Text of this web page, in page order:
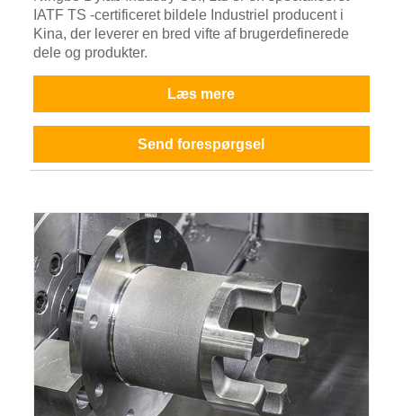
IATF TS -certificeret bildele Industriel producent i
Kina, der leverer en bred vifte af brugerdefinerede
dele og produkter.
Læs mere
Send forespørgsel